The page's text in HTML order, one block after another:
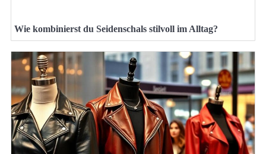
Wie kombinierst du Seidenschals stilvoll im Alltag?